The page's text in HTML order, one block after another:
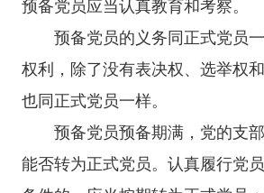
预备党员应当认真教育和考察。
预备党员的义务同正式党员
权利，除了没有表决权、选举权
也同正式党员一样。
预备党员预备期满，党的支
能否转为正式党员。认真履行党